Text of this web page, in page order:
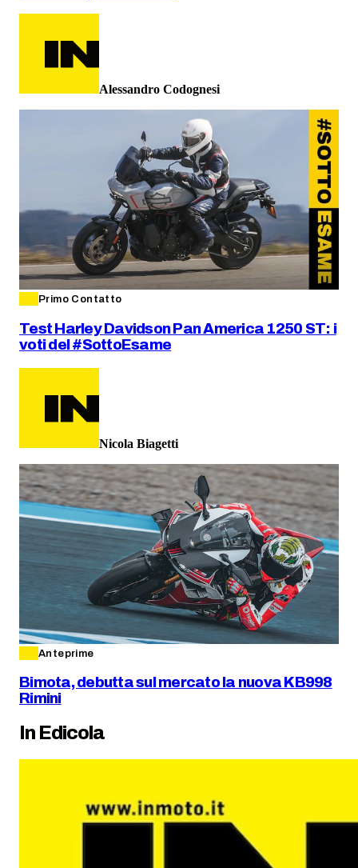
Alessandro Codognesi
Primo Contatto
Test Harley Davidson Pan America 1250 ST: i
voti del #SottoEsame
Nicola Biagetti
Anteprime
Bimota, debutta sul mercato la nuova KB998
Rimini
In Edicola